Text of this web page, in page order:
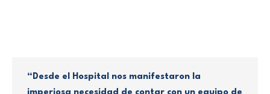
“Desde el Hospital nos manifestaron la